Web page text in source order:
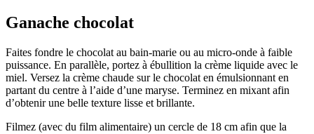
Ganache chocolat
Faites fondre le chocolat au bain-marie ou au micro-onde à faible
puissance. En parallèle, portez à ébullition la crème liquide avec le
miel. Versez la crème chaude sur le chocolat en émulsionnant en
partant du centre à l’aide d’une maryse. Terminez en mixant afin
d’obtenir une belle texture lisse et brillante.
Filmez (avec du film alimentaire) un cercle de 18 cm afin que la